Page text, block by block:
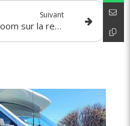
Suivant
Journée de la Femme – Zoom sur la responsable de l’agence Cannes CosmétiCar